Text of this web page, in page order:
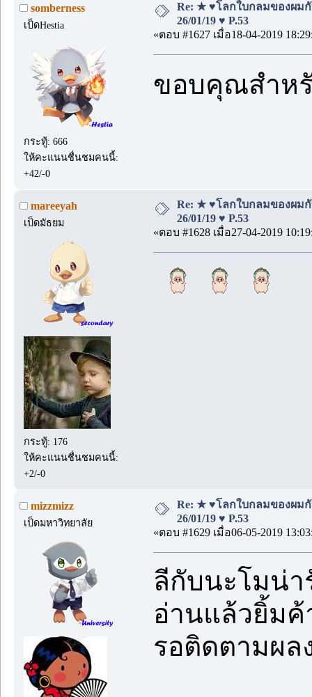
somberness
เป็ดHestia
กระทู้: 666
ให้คะแนนชื่นชมคนนี้:
+42/-0
Re: ★ ♥โลกใบกลมของผ
26/01/19 ♥ P.53
«ตอบ #1627 เมื่อ18-04-2019
ขอบคุณสำห
mareeyah
เป็ดมัธยม
กระทู้: 176
ให้คะแนนชื่นชมคนนี้:
+2/-0
Re: ★ ♥โลกใบกลมของผ
26/01/19 ♥ P.53
«ตอบ #1628 เมื่อ27-04-2019
mizzmizz
เป็ดมหาวิทยาลัย
Re: ★ ♥โลกใบกลมของผ
26/01/19 ♥ P.53
«ตอบ #1629 เมื่อ06-05-2019
ลีกับนะโมน่
อ่านแล้วยิ้มค้
รอติดตามผล